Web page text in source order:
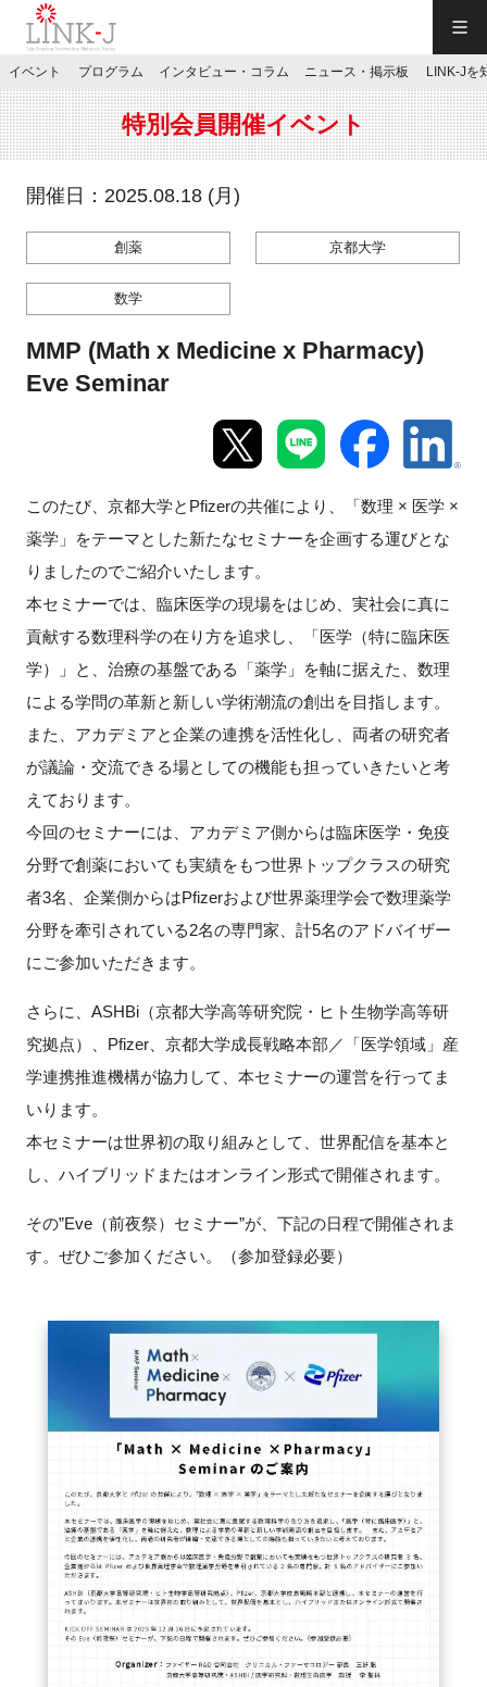
JP／EN
特別会員専用メニュー
お問い合わせ
イベント
プログラム
インタビュー・コラム
ニュース・掲示板
LINK-Jを知る
特別会員
施設・アクセス
イベントお知らせメール登録
閉じる
イベント プログラム インタビュー・コラム ニュース・掲示板 LINK-Jを
特別会員開催イベント
開催日：2025.08.18 (月)
創薬 京都大学
数学
MMP (Math x Medicine x Pharmacy)
Eve Seminar
このたび、京都大学とPfizerの共催により、「数理 × 医学 ×
薬学」をテーマとした新たなセミナーを企画する運びとな
りましたのでご紹介いたします。
本セミナーでは、臨床医学の現場をはじめ、実社会に真に
貢献する数理科学の在り方を追求し、「医学（特に臨床医
学）」と、治療の基盤である「薬学」を軸に据えた、数理
による学問の革新と新しい学術潮流の創出を目指します。
また、アカデミアと企業の連携を活性化し、両者の研究者
が議論・交流できる場としての機能も担っていきたいと考
えております。
今回のセミナーには、アカデミア側からは臨床医学・免疫
分野で創薬においても実績をもつ世界トップクラスの研究
者3名、企業側からはPfizerおよび世界薬理学会で数理薬学
分野を牽引されている2名の専門家、計5名のアドバイザー
にご参加いただきます。
さらに、ASHBi（京都大学高等研究院・ヒト生物学高等研
究拠点）、Pfizer、京都大学成長戦略本部／「医学領域」産
学連携推進機構が協力して、本セミナーの運営を行ってま
いります。
本セミナーは世界初の取り組みとして、世界配信を基本と
し、ハイブリッドまたはオンライン形式で開催されます。
その”Eve（前夜祭）セミナー”が、下記の日程で開催されま
す。ぜひご参加ください。（参加登録必要）